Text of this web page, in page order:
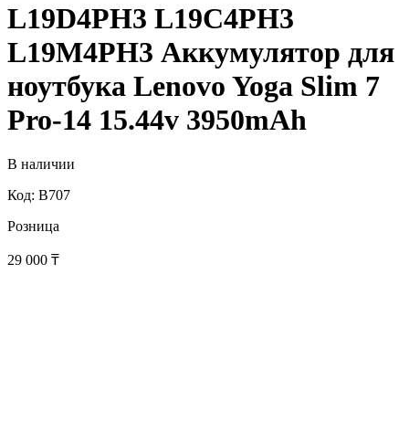
L19D4PH3 L19C4PH3
L19M4PH3 Аккумулятор для
ноутбука Lenovo Yoga Slim 7
Pro-14 15.44v 3950mAh
В наличии
Код: B707
Розница
29 000 ₸